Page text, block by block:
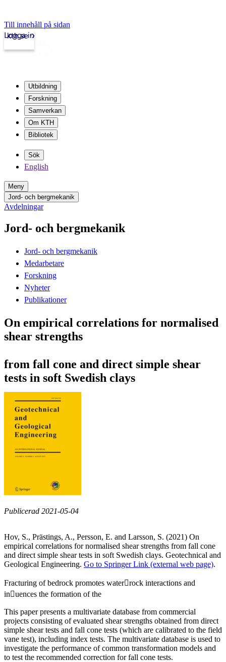
Till innehåll på sidan
kth.se
Logga in
Utbildning
Forskning
Samverkan
Om KTH
Bibliotek
Sök
English
Meny
Jord- och bergmekanik
Avdelningar
Jord- och bergmekanik
Jord- och bergmekanik
Medarbetare
Forskning
Nyheter
Publikationer
On empirical correlations for normalised
shear strengths
from fall cone and direct simple shear
tests in soft Swedish clays
Publicerad 2021-05-04
Hov, S., Prästings, A., Persson, E. and Larsson, S. (2021) On
empirical correlations for normalised shear strengths from fall cone
and direct simple shear tests in soft Swedish clays. Geotechnical and
Geological Engineering. Go to Springer Link (external web page).
Fracturing of bedrock promotes waterrock interactions and
inuences the formation of the
This paper presents a multivariate database from commercial
projects consisting of evaluated shear strengths obtained from direct
simple shear tests and fall cone tests (which are calibrated to the field
vane test), including index tests. The multivariate database is used to
investigate the performance of common transformation models and
to test the recommended correction for fall cone tests.